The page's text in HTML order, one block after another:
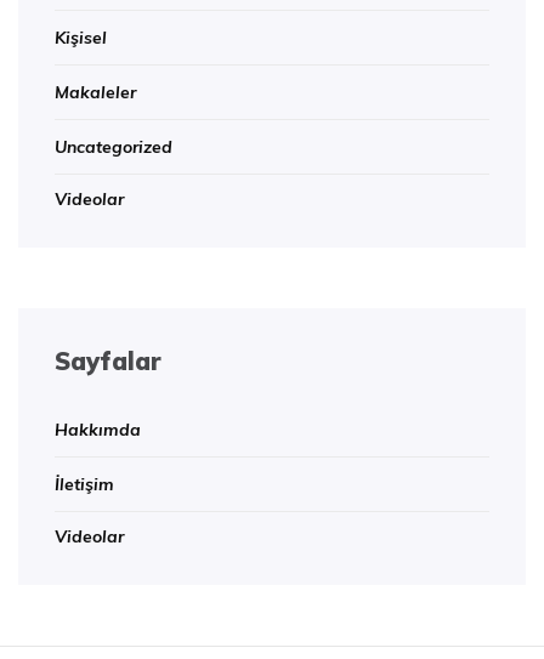
Kişisel
Makaleler
Uncategorized
Videolar
Sayfalar
Hakkımda
İletişim
Videolar